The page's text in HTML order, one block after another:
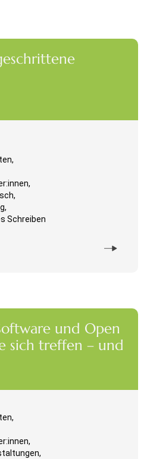
Schreiben
und Open
sich treffen – und